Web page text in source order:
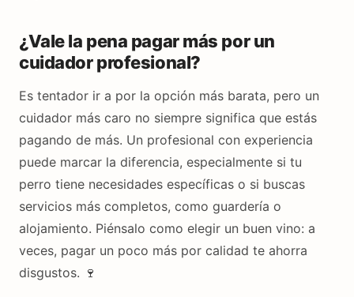
¿Vale la pena pagar más por un
cuidador profesional?
Es tentador ir a por la opción más barata, pero un
cuidador más caro no siempre significa que estás
pagando de más. Un profesional con experiencia
puede marcar la diferencia, especialmente si tu
perro tiene necesidades específicas o si buscas
servicios más completos, como guardería o
alojamiento. Piénsalo como elegir un buen vino: a
veces, pagar un poco más por calidad te ahorra
disgustos. 🍷